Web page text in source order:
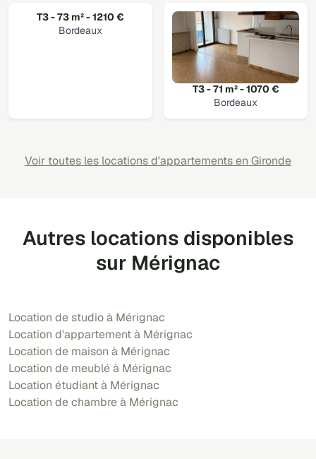
T3 - 73 m² - 1210 €
Bordeaux
T3 - 71 m² - 1070 €
Bordeaux
Voir toutes les locations d'appartements en Gironde
Autres locations disponibles
sur Mérignac
Location de studio à Mérignac
Location d'appartement à Mérignac
Location de maison à Mérignac
Location de meublé à Mérignac
Location étudiant à Mérignac
Location de chambre à Mérignac